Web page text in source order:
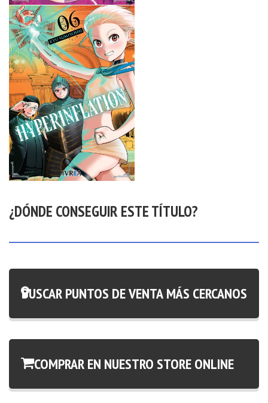
¿DÓNDE CONSEGUIR ESTE TÍTULO?
BUSCAR PUNTOS DE VENTA MÁS CERCANOS
COMPRAR EN NUESTRO STORE ONLINE